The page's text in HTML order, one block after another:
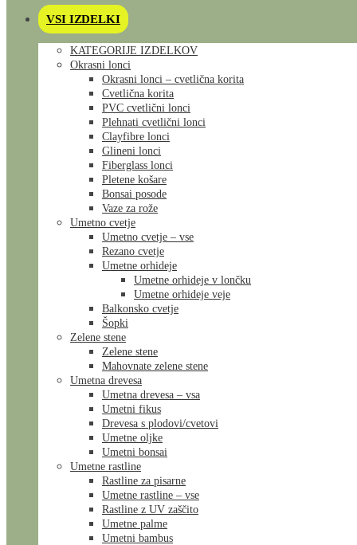
VSI IZDELKI
KATEGORIJE IZDELKOV
Okrasni lonci
Okrasni lonci – cvetlična korita
Cvetlična korita
PVC cvetlični lonci
Plehnati cvetlični lonci
Clayfibre lonci
Glineni lonci
Fiberglass lonci
Pletene košare
Bonsai posode
Vaze za rože
Umetno cvetje
Umetno cvetje – vse
Rezano cvetje
Umetne orhideje
Umetne orhideje v lončku
Umetne orhideje veje
Balkonsko cvetje
Šopki
Zelene stene
Zelene stene
Mahovnate zelene stene
Umetna drevesa
Umetna drevesa – vsa
Umetni fikus
Drevesa s plodovi/cvetovi
Umetne oljke
Umetni bonsai
Umetne rastline
Rastline za pisarne
Umetne rastline – vse
Rastline z UV zaščito
Umetne palme
Umetni bambus